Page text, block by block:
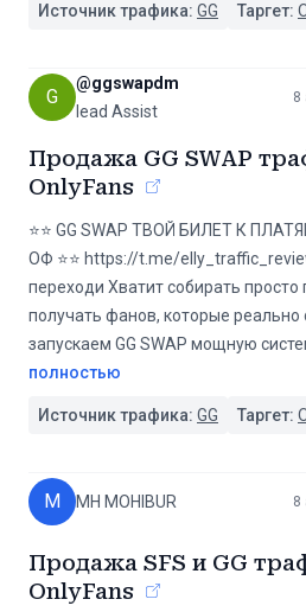
Источник трафика: GG Таргет:
G
@ggswapdm
lead Assist
8
Продажа GG SWAP
OnlyFans
⭐️⭐️ GG SWAP ТВОЙ БИЛЕТ К
ОФ ⭐️⭐️ https://t.me/
переходи Хватит собирать
получать фанов, которые
запускаем GG SWAP мощную
полностью
Источник трафика: GG Таргет:
M MH MOHIBUR 8
Продажа SFS и GG
OnlyFans